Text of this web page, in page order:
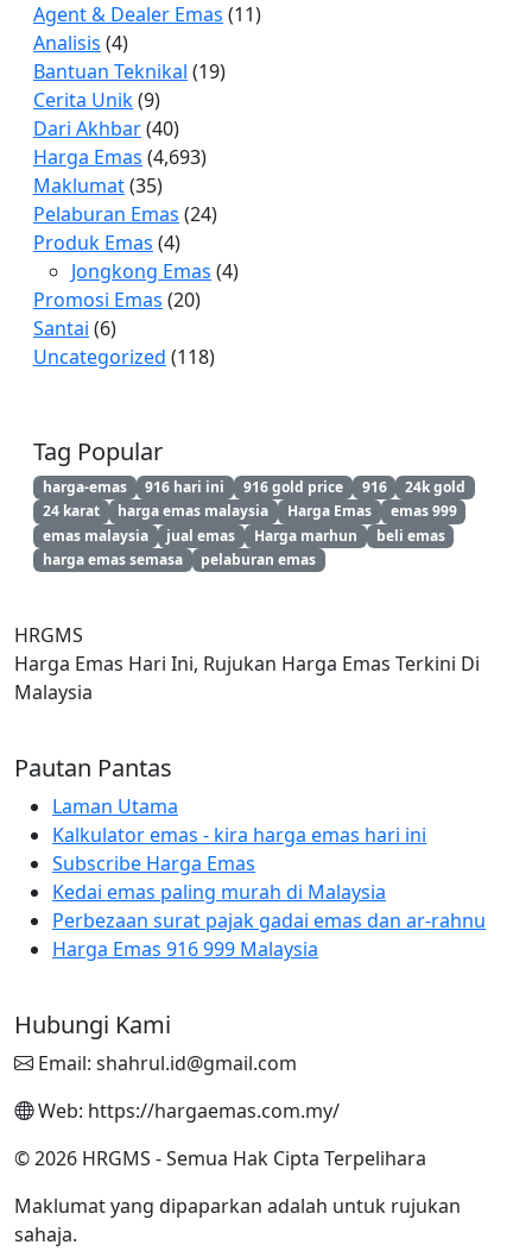
Agent & Dealer Emas (11)
Analisis (4)
Bantuan Teknikal (19)
Cerita Unik(9)
Dari Akhbar(40)
Harga Emas (4,693)
Maklumat(35)
Pelaburan Emas (24)
Produk Emas (4)
Jongkong Emas (4)
Promosi Emas (20)
Santai (6)
Uncategorized (118)
Tag Popular
harga-emas 916 hari ini 916 gold price 916
24k gold
24 karat
harga emas malaysia Harga Emas
emas 999
emas malaysia
jual emas Harga marhun
beli emas
harga emas semasa
pelaburan emas
HRGMS
Harga Emas Hari Ini, Rujukan Harga Emas Terkini Di
Malaysia
Pautan Pantas
Laman Utama
Kalkulator emas - kira harga emas hari ini
Subscribe Harga Emas
Kedai emas paling murah di Malaysia
Perbezaan surat pajak gadai emas dan ar-rahnu
Harga Emas 916 999 Malaysia
Hubungi Kami
Email: shahrul.id@gmail.com
Web: https://hargaemas.com.my/
© 2026 HRGMS - Semua Hak Cipta Terpelihara
Maklumat yang dipaparkan adalah untuk rujukan
sahaja.